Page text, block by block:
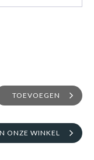
TOEVOEGEN
ONZE WINKEL